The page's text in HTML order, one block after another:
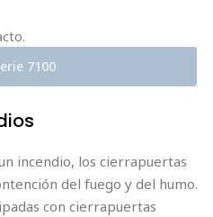
7100
incendio, los cierrapuertas
del fuego y del humo.
con cierrapuertas